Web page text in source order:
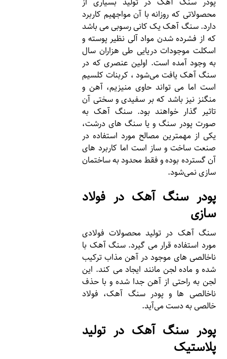
محصولاتی که روزانه با آن مواجهیم کاربرد
دارد. سنگ آهک یک کانی رسوبی می باشد
که از فشرده شدن مواد آلی نظیر پوسته و
اسکلت موجودات دریایی طی هزاران سال
به وجود آمده است. اولین عنصری که در
سنگ آهک یافت می‌شود ، کربنات کلسیم
است اما می تواند حاوی منیزیم، آهن و
منگنز نیز باشد که بر سفیدی و سختی آن
تاثیر گذار خواهند‌ بود. سنگ آهک به
صورت پودر سنگ و یا سنگ های درشت،
یکی از مهمترین مصالح مورد استفاده در
صنعت ساخت و ساز است اما کاربرد های
آن گسترده بوده و فقط محدود به ساختمان
سازی نمی‌شود.
پودر سنگ آهک در فولاد
سازی
سنگ آهک در تولید محصولات فولادی
مورد استفاده قرار می گیرد. سنگ آهک با
ناخالصی های موجود در آهن مذاب ترکیب
شده و ماده لجن مانند ایجاد می کند. این
لجن به راحتی از آهن جدا شده و با حذف
ناخالصی ها و پودر سنگ آهک، فولاد
خالصی به دست می‌آید.
پودر سنگ آهک در تولید
پلاستیک